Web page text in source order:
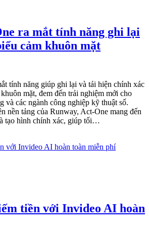
ra mắt tính năng ghi lại
cảm khuôn mặt
tính năng giúp ghi lại và tái hiện chính xác
mặt, đem đến trải nghiệm mới cho
và các ngành công nghiệp kỹ thuật số.
nền tảng của Runway, Act-One mang đến
tạo hình chính xác, giúp tối…
tiền với Invideo AI hoàn